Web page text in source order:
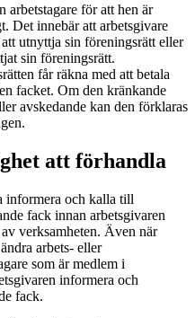
arbetstagare för att hen är
Det innebär att arbetsgivare
utnyttja sin föreningsrätt eller
sin föreningsrätt.
får räkna med att betala
facket. Om den kränkande
avskedande kan den förklaras
att förhandla
informera och kalla till
fack innan arbetsgivaren
verksamheten. Även när
arbets- eller
som är medlem i
informera och
fack.